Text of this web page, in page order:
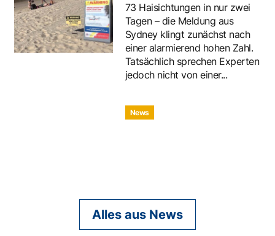
73 Haisichtungen in nur zwei
Tagen – die Meldung aus
Sydney klingt zunächst nach
einer alarmierend hohen Zahl.
Tatsächlich sprechen Experten
jedoch nicht von einer...
News
Alles aus News